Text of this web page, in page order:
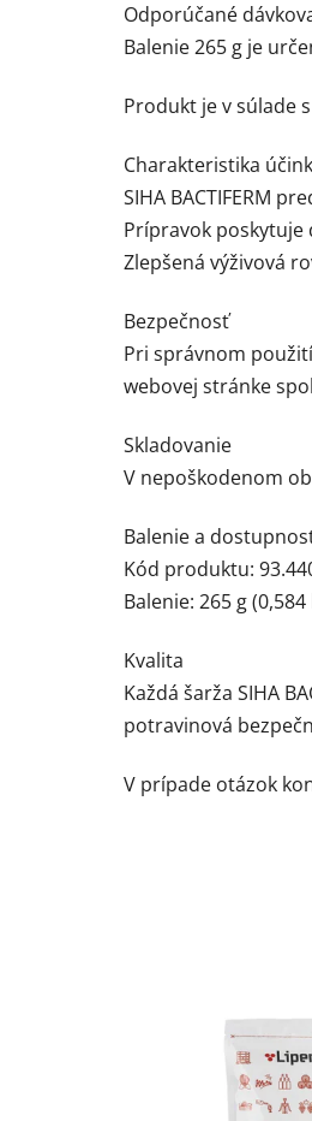
Odporúčané
Balenie 265 g je
Produkt je v súlade
Charakteristika
SIHA BACTIFERM
Prípravok poskytuje
Zlepšená výživová
Bezpečnosť
Pri správnom
webovej stránke
Skladovanie
V nepoškodenom
Balenie a
Kód produktu:
Balenie: 265 g
Kvalita
Každá šarža SIHA
potravinová
V prípade otázok